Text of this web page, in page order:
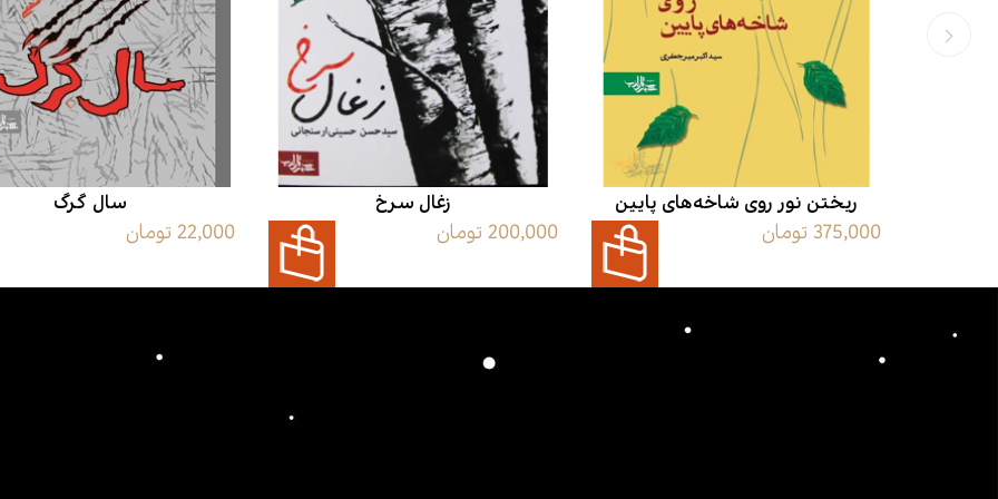
ریختن نور روی شاخه‌های پایین
375,000 تومان
زغال سرخ
200,000 تومان
سال گرگ
22,000 تومان